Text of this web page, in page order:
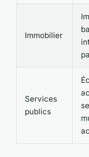
Immobilier
Services
publics